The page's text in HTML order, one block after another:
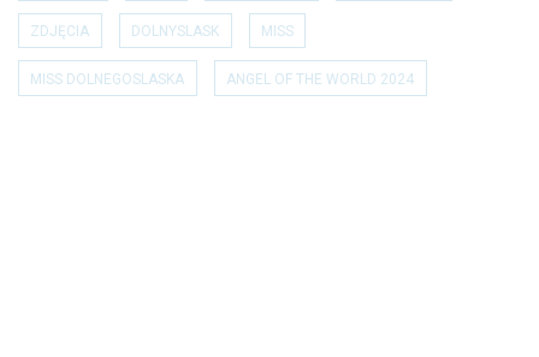
ZDJĘCIA DOLNYSLASK MISS
MISS DOLNEGOSLASKA ANGEL OF THE WORLD 2024